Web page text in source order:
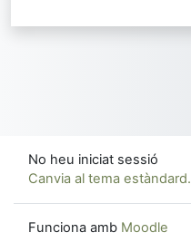
No heu iniciat sessió
Canvia al tema estàndard.
Funciona amb Moodle